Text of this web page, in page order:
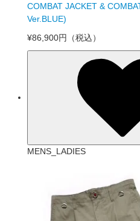
COMBAT JACKET &
Ver.BLUE)
¥86,900円
（税込）
MENS_LADIES